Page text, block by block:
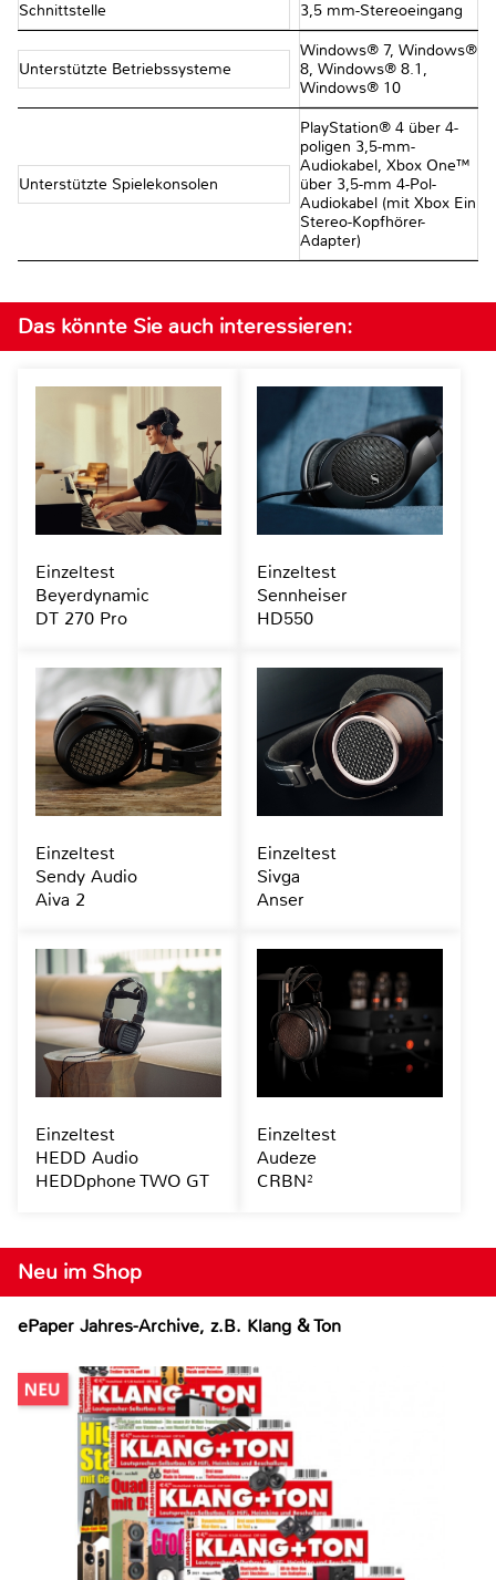
Schnittstelle 3,5 mm-Stereoeingang
Unterstützte Betriebssysteme
Windows® 7, Windows®
8, Windows® 8.1,
Windows® 10
Unterstützte Spielekonsolen
PlayStation® 4 über 4-
poligen 3,5-mm-
Audiokabel, Xbox One™
über 3,5-mm 4-Pol-
Audiokabel (mit Xbox Ein
Stereo-Kopfhörer-
Adapter)
Neu im Shop
ePaper Jahres-Archive, z.B. Klang & Ton
Das könnte Sie auch interessieren:
Einzeltest
Beyerdynamic
DT 270 Pro
Einzeltest
Sennheiser
HD550
Einzeltest
Sendy Audio
Aiva 2
Einzeltest
Sivga
Anser
Einzeltest
HEDD Audio
HEDDphone TWO GT
Einzeltest
Audeze
CRBN²